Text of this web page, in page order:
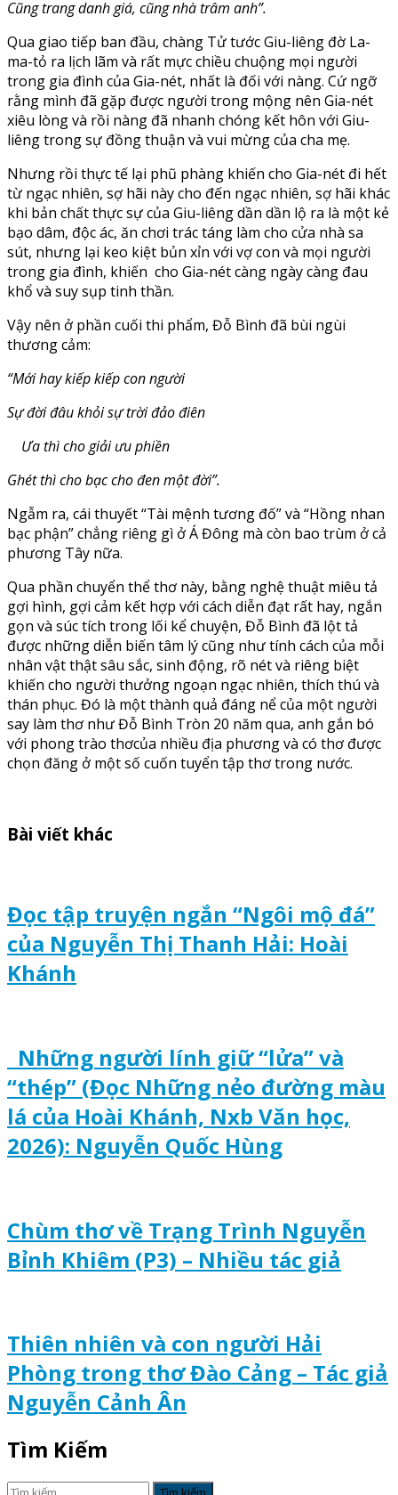
Cũng trang danh giá, cũng nhà trâm anh”.
Qua giao tiếp ban đầu, chàng Tử tước Giu-liêng đờ La-
ma-tỏ ra lịch lãm và rất mực chiều chuộng mọi người
trong gia đình của Gia-nét, nhất là đối với nàng. Cứ ngỡ
rằng mình đã gặp được người trong mộng nên Gia-nét
xiêu lòng và rồi nàng đã nhanh chóng kết hôn với Giu-
liêng trong sự đồng thuận và vui mừng của cha mẹ.
Nhưng rồi thực tế lại phũ phàng khiến cho Gia-nét đi hết
từ ngạc nhiên, sợ hãi này cho đến ngạc nhiên, sợ hãi khác
khi bản chất thực sự của Giu-liêng dần dần lộ ra là một kẻ
bạo dâm, độc ác, ăn chơi trác táng làm cho cửa nhà sa
sút, nhưng lại keo kiệt bủn xỉn với vợ con và mọi người
trong gia đình, khiến cho Gia-nét càng ngày càng đau
khổ và suy sụp tinh thần.
Vậy nên ở phần cuối thi phẩm, Đỗ Bình đã bùi ngùi
thương cảm:
“Mới hay kiếp kiếp con người
Sự đời đâu khỏi sự trời đảo điên
Ưa thì cho giải ưu phiền
Ghét thì cho bạc cho đen một đời”.
Ngẫm ra, cái thuyết “Tài mệnh tương đố” và “Hồng nhan
bạc phận” chẳng riêng gì ở Á Đông mà còn bao trùm ở cả
phương Tây nữa.
Qua phần chuyển thể thơ này, bằng nghệ thuật miêu tả
gợi hình, gợi cảm kết hợp với cách diễn đạt rất hay, ngắn
gọn và súc tích trong lối kể chuyện, Đỗ Bình đã lột tả
được những diễn biến tâm lý cũng như tính cách của mỗi
nhân vật thật sâu sắc, sinh động, rõ nét và riêng biệt
khiến cho người thưởng ngoạn ngạc nhiên, thích thú và
thán phục. Đó là một thành quả đáng nể của một người
say làm thơ như Đỗ Bình Tròn 20 năm qua, anh gắn bó
với phong trào thơcủa nhiều địa phương và có thơ được
chọn đăng ở một số cuốn tuyển tập thơ trong nước.
Bài viết khác
Đọc tập truyện ngắn “Ngôi mộ đá”
của Nguyễn Thị Thanh Hải: Hoài
Khánh
Những người lính giữ “lửa” và
“thép” (Đọc Những nẻo đường màu
lá của Hoài Khánh, Nxb Văn học,
2026): Nguyễn Quốc Hùng
Chùm thơ về Trạng Trình Nguyễn
Bỉnh Khiêm (P3) – Nhiều tác giả
Thiên nhiên và con người Hải
Phòng trong thơ Đào Cảng – Tác giả
Nguyễn Cảnh Ân
Tìm Kiếm
Tìm